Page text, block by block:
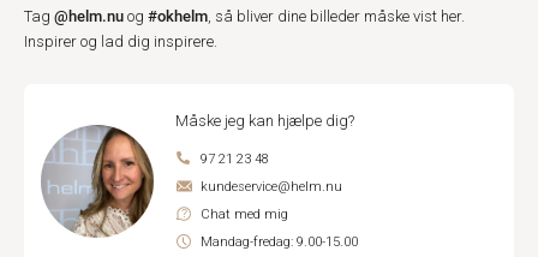
Tag @helm.nu og #okhelm , så bliver dine billeder måske vist her.
Inspirer og lad dig inspirere.
Måske jeg kan hjælpe dig?
97 21 23 48
kundeservice@helm.nu
Chat med mig
Mandag-fredag: 9.00-15.00